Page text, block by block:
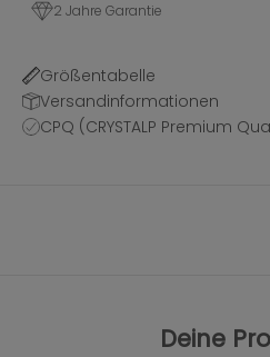
2 Jahre Garantie
Größentabelle
Versandinformationen
CPQ (CRYSTALP Premium
Deine